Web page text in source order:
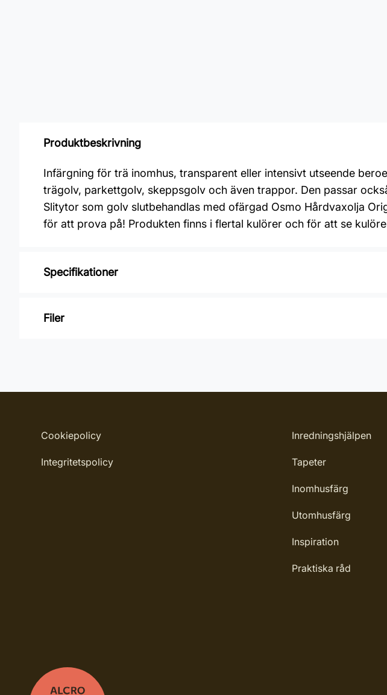
Produktbeskrivning
Infärgning för trä inomhus, transparent eller intensivt utseende
trägolv, parkettgolv, skeppsgolv och även trappor. Den passar
Slitytor som golv slutbehandlas med ofärgad Osmo Hårdvaxolja
för att prova på! Produkten finns i flertal kulörer och för att se
Specifikationer
Varumärke: OSMO
Rekommenderat antal strykningar: 1-2 strykningar
Rengöring: Penseltvätt
Leverantörens artikelnummer: 4006850850822
Filer
Cookiepolicy
Integritetspolicy
Inredningshjälpen
Tapeter
Inomhusfärg
Utomhusfärg
Inspiration
Praktiska råd